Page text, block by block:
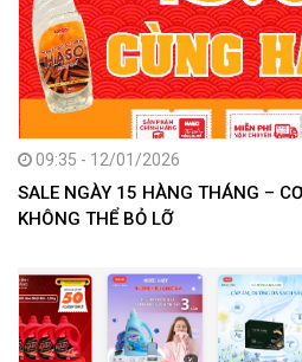
09:35 - 12/01/2026
SALE NGÀY 15 HÀNG THÁNG –
KHÔNG THỂ BỎ LỠ